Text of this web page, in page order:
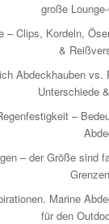
große
– Clips, Kordeln,
&
Abdeckhauben vs.
Unterschiede
–
– der Größe sind
Marine
für den